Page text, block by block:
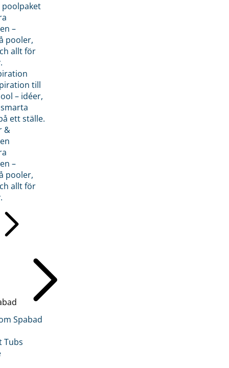
–
pooler,
allt för
till
– idéer,
ett ställe.
&
–
pooler,
allt för
Spabad
Tubs